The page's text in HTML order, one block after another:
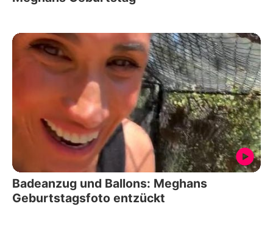
Badeanzug und Ballons: Meghans
Geburtstagsfoto entzückt